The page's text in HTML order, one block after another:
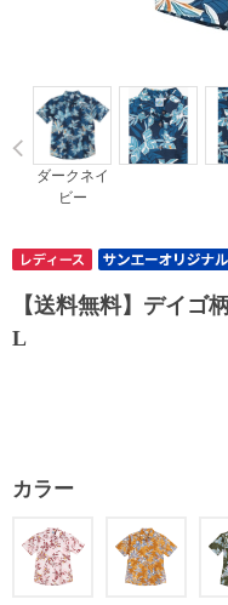
ダークネイ
ビー
Prev
【送料無料】デイゴ
L
カラー